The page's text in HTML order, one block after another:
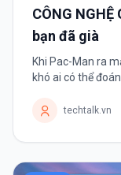
CÔNG
bạn đã già
Khi Pac-Man ra
khó ai có thể
1970-1980, trò
techtalk.vn